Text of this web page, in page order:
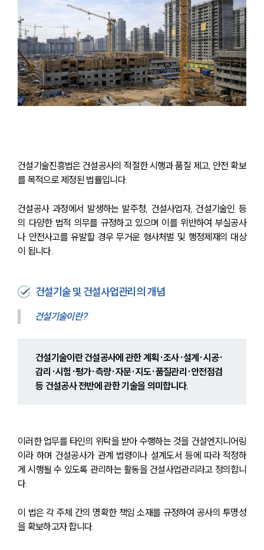
건설기술진흥법은 건설공사의 적절한 시행과 품질 제고, 안전 확보
를 목적으로 제정된 법률입니다.
건설공사 과정에서 발생하는 발주청, 건설사업자, 건설기술인 등
의 다양한 법적 의무를 규정하고 있으며 이를 위반하여 부실공사
나 안전사고를 유발할 경우 무거운 형사처벌 및 행정제재의 대상
이 됩니다.
건설기술 및 건설사업관리의 개념
건설기술이란?
건설기술이란 건설공사에 관한 계획·조사·설계·시공·
감리·시험·평가·측량·자문·지도·품질관리·안전점검
등 건설공사 전반에 관한 기술을 의미합니다.
이러한 업무를 타인의 위탁을 받아 수행하는 것을 건설엔지니어링
이라 하며 건설공사가 관계 법령이나 설계도서 등에 따라 적정하
게 시행될 수 있도록 관리하는 활동을 건설사업관리라고 정의합니
다.
이 법은 각 주체 간의 명확한 책임 소재를 규정하여 공사의 투명성
을 확보하고자 합니다.